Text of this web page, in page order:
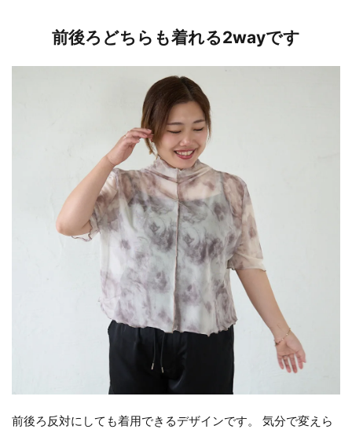
前後ろどちらも着れる2wayです
前後ろ反対にしても着用できるデザインです。 気分で変えら